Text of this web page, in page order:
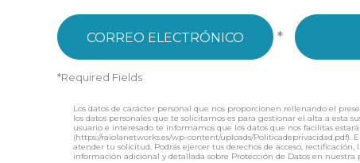
*
*Required Fields
Los datos de carácter personal que nos proporcionen rellenando el
los datos personales que te solicitamos es para gestionar el alta a
usuario e interesado te informamos que los datos que nos facilitas
(https://raiolanetworks.es/wp-content/uploads/
atender tu solicitud. Podrás ejercer tus derechos de acceso,
información adicional y detallada sobre Protección de Datos en